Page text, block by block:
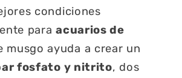
condiciones
paraacuarios de
musgo ayuda a crear un
fosfato y nitrito, dos